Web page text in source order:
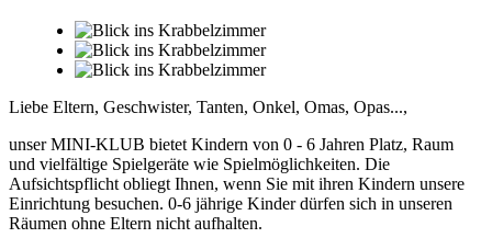
Liebe Eltern, Geschwister, Tanten, Onkel, Omas, Opas...,
unser MINI-KLUB bietet Kindern von 0 - 6 Jahren Platz, Raum
und vielfältige Spielgeräte wie Spielmöglichkeiten. Die
Aufsichtspflicht obliegt Ihnen, wenn Sie mit ihren Kindern unsere
Einrichtung besuchen. 0-6 jährige Kinder dürfen sich in unseren
Räumen ohne Eltern nicht aufhalten.